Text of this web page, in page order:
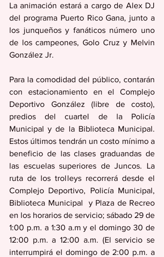
La animación estará a cargo de Alex DJ
del programa Puerto Rico Gana, junto a
los junqueños y fanáticos número uno
de los campeones, Golo Cruz y Melvin
González Jr.
Para la comodidad del público, contarán
con estacionamiento en el Complejo
Deportivo González (libre de costo),
predios del cuartel de la Policía
Municipal y de la Biblioteca Municipal.
Estos últimos tendrán un costo mínimo a
beneficio de las clases graduandas de
las escuelas superiores de Juncos. La
ruta de los trolleys recorrerá desde el
Complejo Deportivo, Policía Municipal,
Biblioteca Municipal  y Plaza de Recreo
en los horarios de servicio; sábado 29 de
1:00 p.m. a 1:30 a.m y el domingo 30 de
12:00 p.m. a 12:00 a.m. (El servicio se
interrumpirá el domingo de 2:00 p.m. a